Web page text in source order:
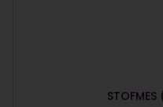
STOFMES